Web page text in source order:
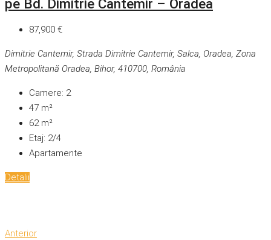
pe Bd. Dimitrie Cantemir – Oradea
87,900 €
Dimitrie Cantemir, Strada Dimitrie Cantemir, Salca, Oradea, Zona
Metropolitană Oradea, Bihor, 410700, România
Camere: 2
47 m²
62m²
Etaj: 2/4
Apartamente
Detalii
Anterior